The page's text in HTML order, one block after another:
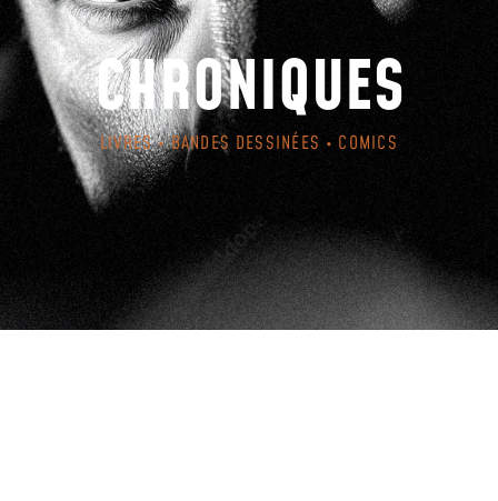
CHRONIQUES
LIVRES • BANDES DESSINÉES • COMICS